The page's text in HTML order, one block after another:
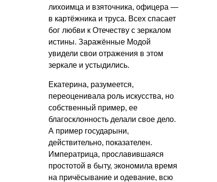
лихоимца и взяточника, офицера —
в картёжника и труса. Всех спасает
бог любви к Отечеству с зеркалом
истины. Заражённые Модой
увидели свои отражения в этом
зеркале и устыдились.
Екатерина, разумеется,
переоценивала роль искусства, но
собственный пример, ее
благосклонность делали свое дело.
А пример государыни,
действительно, показателен.
Императрица, прославившаяся
простотой в быту, экономила время
на причёсывание и одевание, всю